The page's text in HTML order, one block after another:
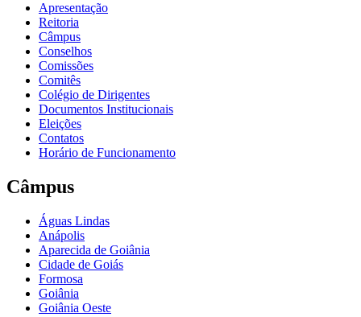
Apresentação
Reitoria
Câmpus
Conselhos
Comissões
Comitês
Colégio de Dirigentes
Documentos Institucionais
Eleições
Contatos
Horário de Funcionamento
Câmpus
Águas Lindas
Anápolis
Aparecida de Goiânia
Cidade de Goiás
Formosa
Goiânia
Goiânia Oeste